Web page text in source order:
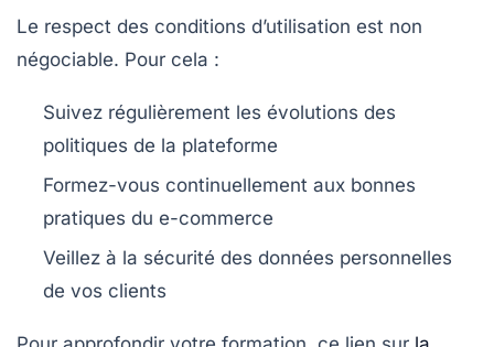
Le respect des conditions d’utilisation est non
négociable. Pour cela :
Suivez régulièrement les évolutions des
politiques de la plateforme
Formez-vous continuellement aux bonnes
pratiques du e-commerce
Veillez à la sécurité des données personnelles
de vos clients